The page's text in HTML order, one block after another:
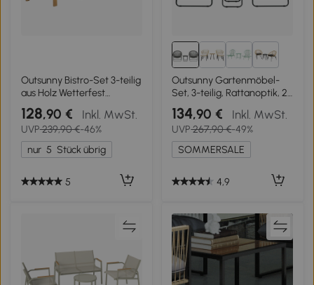
Outsunny Bistro-Set 3-teilig
aus Holz Wetterfest
Gartenmöbel Set mit
Lamellendesign
Sonnenschirmloch Braun
128,90 € Inkl. MwSt.
UVP239,90 €-46%
nur 5 Stück übrig
5
1+
Outsunny Gartenmöbel-
Set, 3-teilig, Rattanoptik, 2
Stühle, 1 Tisch, klappbar,
Grau
134,90 € Inkl. MwSt.
UVP267,90 €-49%
SOMMERSALE
4,9